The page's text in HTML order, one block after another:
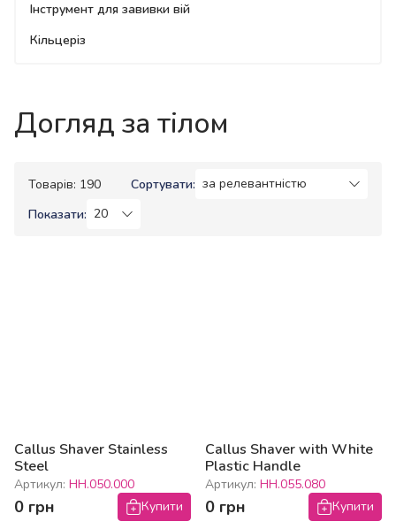
Інструмент для завивки вій
Кільцеріз
Догляд за тілом
Товарів: 190
Сортувати:
Показати:
Callus Shaver Stainless
Steel
Артикул: HH.050.000
0 грн Купити
Callus Shaver with White
Plastic Handle
Артикул: HH.055.080
0 грн Купити